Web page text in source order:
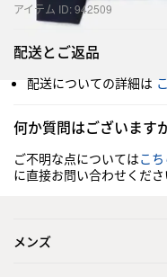
アイテム ID: 942509
配送とご返品
配送についての詳細は
何か質問はございます
ご不明な点についてはこち
に直接お問い合わせくださ
メンズ